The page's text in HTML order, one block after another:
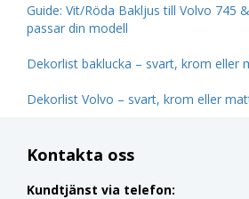
Guide: Vit/Röda Bakljus till Volvo 745
passar din modell
Dekorlist baklucka – svart, krom eller
Dekorlist Volvo – svart, krom eller
Kontakta oss
Kundtjänst via telefon: